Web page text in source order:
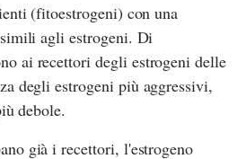
(fitoestrogeni) con una
agli estrogeni. Di
ai recettori degli estrogeni delle
degli estrogeni più aggressivi,
debole.
già i recettori, l'estrogeno